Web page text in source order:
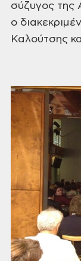
σύζυγος της
ο
Καλούτσης